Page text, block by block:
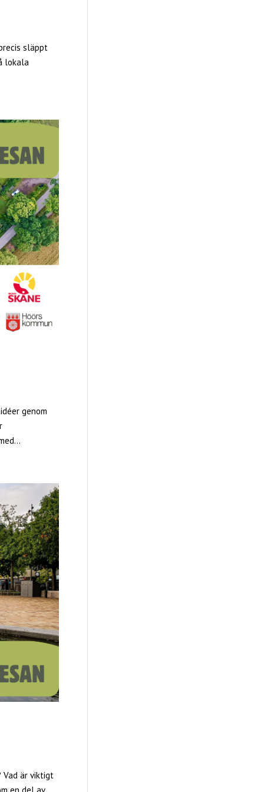
släppt
lokala
genom
är viktigt